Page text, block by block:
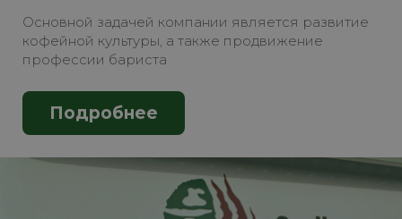
Основной задачей компании является развитие
кофейной культуры, а также продвижение
профессии бариста
Подробнее